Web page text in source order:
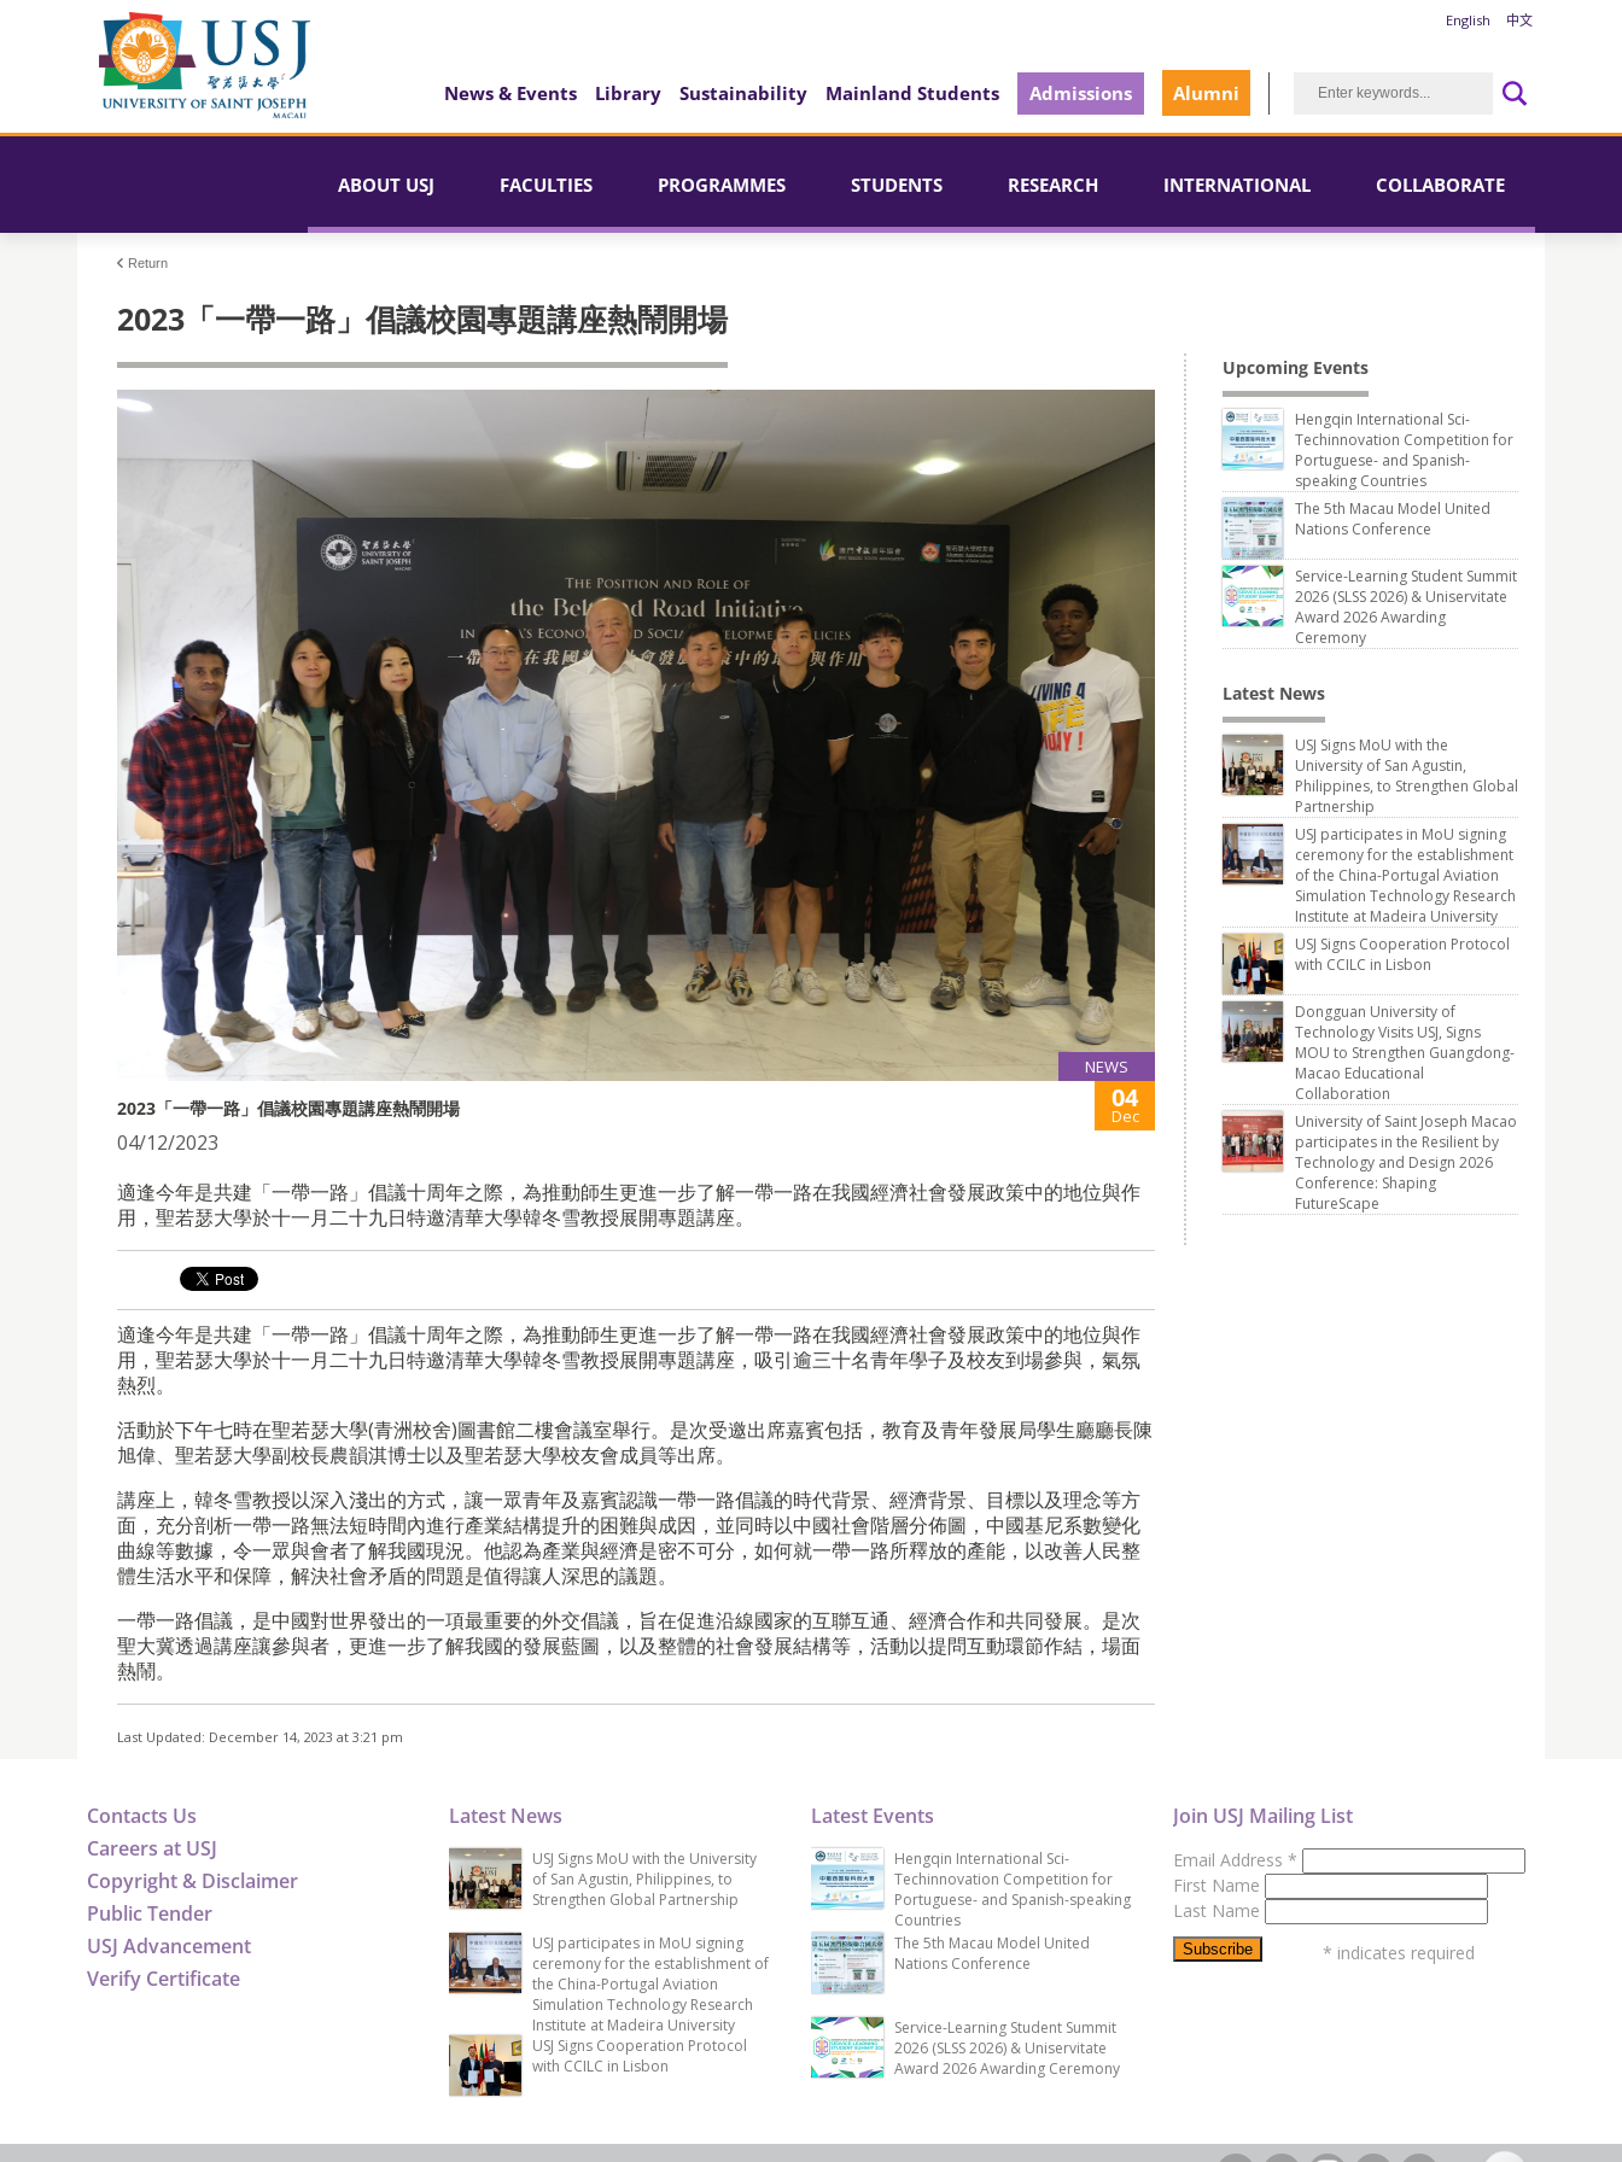
English 中文
News & Events Library Sustainability Mainland Students Admissions Alumni
ABOUT USJ FACULTIES PROGRAMMES STUDENTS RESEARCH INTERNATIONAL COLLABORATE
Return
2023「一帶一路」倡議校園專題講座熱鬧開場
NEWS
2023「一帶一路」倡議校園專題講座熱鬧開場 04
Dec
04/12/2023
適逢今年是共建「一帶一路」倡議十周年之際，為推動師生更進一步了解一帶一路在我國經濟社會發展政策中的地位與作
用，聖若瑟大學於十一月二十九日特邀清華大學韓冬雪教授展開專題講座。
適逢今年是共建「一帶一路」倡議十周年之際，為推動師生更進一步了解一帶一路在我國經濟社會發展政策中的地位與作
用，聖若瑟大學於十一月二十九日特邀清華大學韓冬雪教授展開專題講座，吸引逾三十名青年學子及校友到場參與，氣氛
熱烈。
活動於下午七時在聖若瑟大學(青洲校舍)圖書館二樓會議室舉行。是次受邀出席嘉賓包括，教育及青年發展局學生廳廳長陳
旭偉、聖若瑟大學副校長農韻淇博士以及聖若瑟大學校友會成員等出席。
講座上，韓冬雪教授以深入淺出的方式，讓一眾青年及嘉賓認識一帶一路倡議的時代背景、經濟背景、目標以及理念等方
面，充分剖析一帶一路無法短時間內進行產業結構提升的困難與成因，並同時以中國社會階層分佈圖，中國基尼系數變化
曲線等數據，令一眾與會者了解我國現況。他認為產業與經濟是密不可分，如何就一帶一路所釋放的產能，以改善人民整
體生活水平和保障，解決社會矛盾的問題是值得讓人深思的議題。
一帶一路倡議，是中國對世界發出的一項最重要的外交倡議，旨在促進沿線國家的互聯互通、經濟合作和共同發展。是次
聖大冀透過講座讓參與者，更進一步了解我國的發展藍圖，以及整體的社會發展結構等，活動以提問互動環節作結，場面
熱鬧。
Last Updated: December 14, 2023 at 3:21 pm
Upcoming Events
Hengqin International Sci-
Techinnovation Competition for
Portuguese- and Spanish-
speaking Countries
The 5th Macau Model United
Nations Conference
Service-Learning Student Summit
2026 (SLSS 2026) & Uniservitate
Award 2026 Awarding
Ceremony
Latest News
USJ Signs MoU with the
University of San Agustin,
Philippines, to Strengthen Global
Partnership
USJ participates in MoU signing
ceremony for the establishment
of the China-Portugal Aviation
Simulation Technology Research
Institute at Madeira University
USJ Signs Cooperation Protocol
with CCILC in Lisbon
Dongguan University of
Technology Visits USJ, Signs
MOU to Strengthen Guangdong-
Macao Educational
Collaboration
University of Saint Joseph Macao
participates in the Resilient by
Technology and Design 2026
Conference: Shaping
FutureScape
Contacts Us
Careers at USJ
Copyright & Disclaimer
Public Tender
USJ Advancement
Verify Certificate
Latest News
USJ Signs MoU with the University
of San Agustin, Philippines, to
Strengthen Global Partnership
USJ participates in MoU signing
ceremony for the establishment of
the China-Portugal Aviation
Simulation Technology Research
Institute at Madeira University
USJ Signs Cooperation Protocol
with CCILC in Lisbon
Latest Events
Hengqin International Sci-
Techinnovation Competition for
Portuguese- and Spanish-speaking
Countries
The 5th Macau Model United
Nations Conference
Service-Learning Student Summit
2026 (SLSS 2026) & Uniservitate
Award 2026 Awarding Ceremony
Join USJ Mailing List
Email Address *
First Name
Last Name
* indicates required